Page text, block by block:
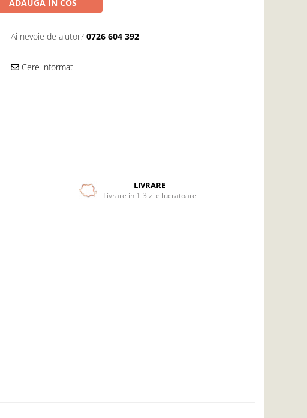
ADAUGA IN COS
Ai nevoie de ajutor? 0726 604 392
Cere informatii
LIVRARE
Livrare in 1-3 zile lucratoare